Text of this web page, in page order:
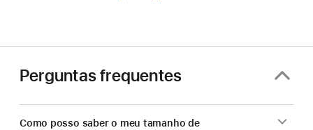
Perguntas frequentes
Como posso saber o meu tamanho de